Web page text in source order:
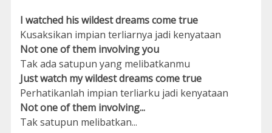
I watched his wildest dreams come true
Kusaksikan impian terliarnya jadi kenyataan
Not one of them involving you
Tak ada satupun yang melibatkanmu
Just watch my wildest dreams come true
Perhatikanlah impian terliarku jadi kenyataan
Not one of them involving...
Tak satupun melibatkan...